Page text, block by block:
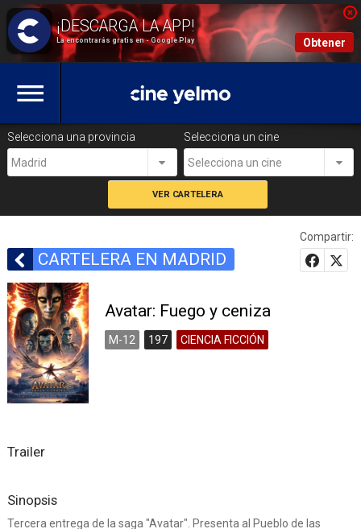
La encontrarás gratis en - Google Play Obtener
Selecciona una provincia
Madrid
Selecciona un cine
Selecciona un cine
CARTELERA EN MADRID
Compartir:
Avatar: Fuego y ceniza
M-12 197 CIENCIA FICCIÓN
Trailer
Sinopsis
Tercera entrega de la saga "Avatar". Presenta al Pueblo de las